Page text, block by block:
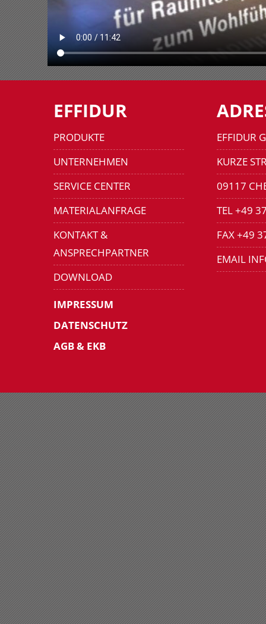
EFFIDUR
PRODUKTE
UNTERNEHMEN
SERVICE CENTER
MATERIALANFRAGE
KONTAKT &
ANSPRECHPARTNER
DOWNLOAD
IMPRESSUM
DATENSCHUTZ
AGB & EKB
EFFIDUR
KURZE
09117
TEL +49
FAX +49
EMAIL